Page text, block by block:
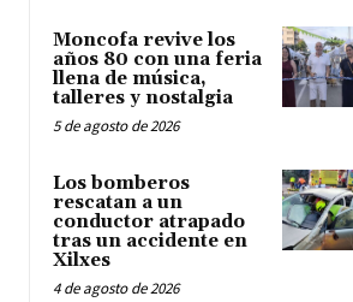
Moncofa revive los
años 80 con una feria
llena de música,
talleres y nostalgia
5 de agosto de 2026
Los bomberos
rescatan a un
conductor atrapado
tras un accidente en
Xilxes
4 de agosto de 2026